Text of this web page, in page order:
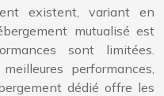
existent, variant en
mutualisé est
sont limitées.
performances,
dédié offre les